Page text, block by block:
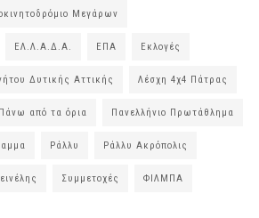
Μεγάρων
ΕΛ.Λ.Α.Δ.Α. ΕΠΑ Εκλογές
Δυτικής Αττικής Λέσχη 4χ4 Πάτρας
Πάνω από τα όρια Πανελλήνιο Πρωτάθλημα
Ράλλυ Ράλλυ Ακρόπολις
Συμμετοχές ΦΙΛΜΠΑ